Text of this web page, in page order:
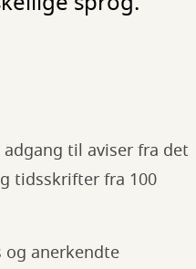
til aviser fra det
tidsskrifter fra 100
og anerkendte